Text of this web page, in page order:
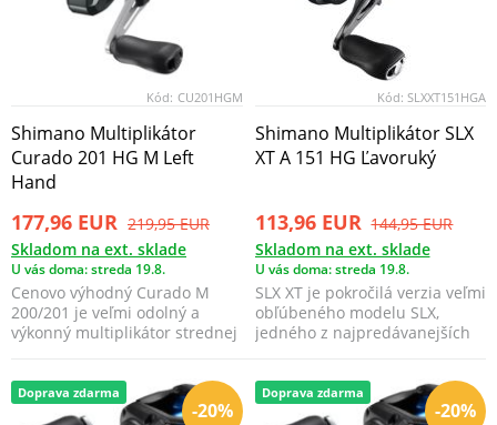
Kód: CU201HGM
Shimano Multiplikátor
Curado 201 HG M Left
Hand
177,96 EUR 219,95 EUR
Skladom na ext. sklade
U vás doma: streda 19.8.
Cenovo výhodný Curado M
200/201 je veľmi odolný a
výkonný multiplikátor strednej
Kód: SLXXT151HGA
Shimano Multiplikátor SLX
XT A 151 HG Ľavoruký
113,96 EUR 144,95 EUR
Skladom na ext. sklade
U vás doma: streda 19.8.
SLX XT je pokročilá verzia veľmi
obľúbeného modelu SLX,
jedného z najpredávanejších
-20%
Doprava zdarma
-20%
Doprava zdarma